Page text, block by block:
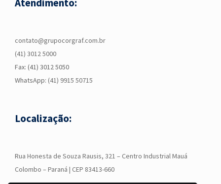
contato@grupocorgraf.com.br
(41) 3012 5000
Fax: (41) 3012 5050
WhatsApp: (41) 9915 50715
Localização:
Rua Honesta de Souza Rausis, 321 – Centro Industrial Mauá
Colombo – Paraná | CEP 83413-660